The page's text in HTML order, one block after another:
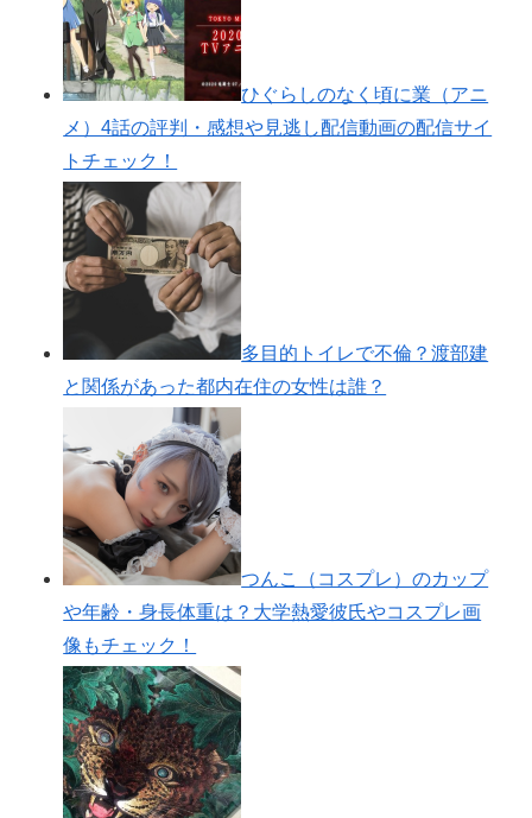
ひぐらしのなく頃に業（アニ
メ）4話の評判・感想や見逃し配信動画の配信サイ
トチェック！
多目的トイレで不倫？渡部建
と関係があった都内在住の女性は誰？
つんこ（コスプレ）のカップ
や年齢・身長体重は？大学熱愛彼氏やコスプレ画
像もチェック！